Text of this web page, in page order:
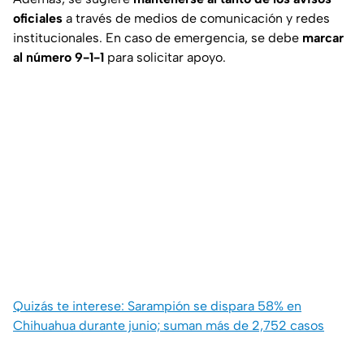
oficiales a través de medios de comunicación y redes
institucionales. En caso de emergencia, se debe marcar
al número 9-1-1 para solicitar apoyo.
Quizás te interese: Sarampión se dispara 58% en
Chihuahua durante junio; suman más de 2,752 casos